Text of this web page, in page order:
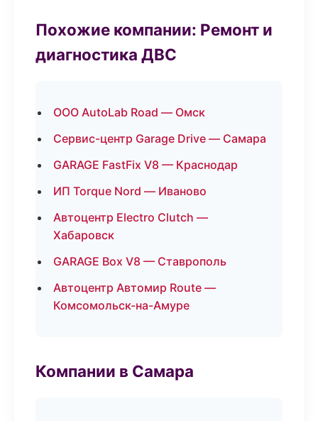
Похожие компании: Ремонт и
диагностика ДВС
ООО AutoLab Road — Омск
Сервис-центр Garage Drive — Самара
GARAGE FastFix V8 — Краснодар
ИП Torque Nord — Иваново
Автоцентр Electro Clutch —
Хабаровск
GARAGE Box V8 — Ставрополь
Автоцентр Автомир Route —
Комсомольск-на-Амуре
Компании в Самара